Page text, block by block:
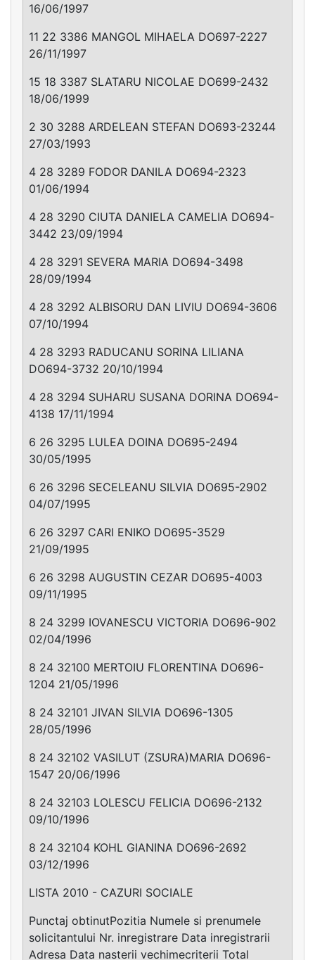
16/06/1997
11 22 3386 MANGOL MIHAELA DO697-2227
26/11/1997
15 18 3387 SLATARU NICOLAE DO699-2432
18/06/1999
2 30 3288 ARDELEAN STEFAN DO693-23244
27/03/1993
4 28 3289 FODOR DANILA DO694-2323
01/06/1994
4 28 3290 CIUTA DANIELA CAMELIA DO694-
3442 23/09/1994
4 28 3291 SEVERA MARIA DO694-3498
28/09/1994
4 28 3292 ALBISORU DAN LIVIU DO694-3606
07/10/1994
4 28 3293 RADUCANU SORINA LILIANA
DO694-3732 20/10/1994
4 28 3294 SUHARU SUSANA DORINA DO694-
4138 17/11/1994
6 26 3295 LULEA DOINA DO695-2494
30/05/1995
6 26 3296 SECELEANU SILVIA DO695-2902
04/07/1995
6 26 3297 CARI ENIKO DO695-3529
21/09/1995
6 26 3298 AUGUSTIN CEZAR DO695-4003
09/11/1995
8 24 3299 IOVANESCU VICTORIA DO696-902
02/04/1996
8 24 32100 MERTOIU FLORENTINA DO696-
1204 21/05/1996
8 24 32101 JIVAN SILVIA DO696-1305
28/05/1996
8 24 32102 VASILUT (ZSURA)MARIA DO696-
1547 20/06/1996
8 24 32103 LOLESCU FELICIA DO696-2132
09/10/1996
8 24 32104 KOHL GIANINA DO696-2692
03/12/1996
LISTA 2010 - CAZURI SOCIALE
Punctaj obtinutPozitia Numele si prenumele
solicitantului Nr. inregistrare Data inregistrarii
Adresa Data nasterii vechimecriterii Total